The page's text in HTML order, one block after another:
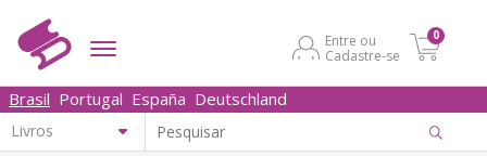
Entre ou
Cadastre-se
0
Brasil Portugal España Deutschland